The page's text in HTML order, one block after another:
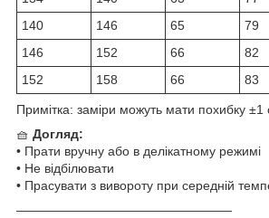
140
146 65 79
146
152 66 82
152
158 66 83
Примітка: заміри можуть мати похибку ±1
🧺 Догляд:
• Прати вручну або в делікатному режимі
• Не відбілювати
• Прасувати з вивороту при середній
—————————————————